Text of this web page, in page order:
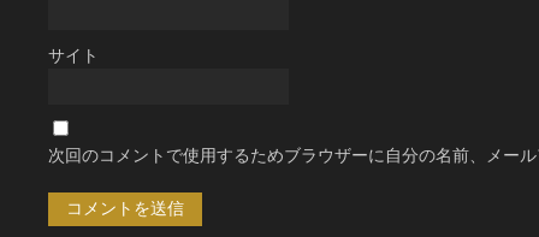
サイト
次回のコメントで使用するためブラウザーに自分の名前、メー